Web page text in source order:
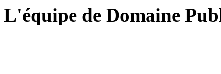
L'équipe de Domaine